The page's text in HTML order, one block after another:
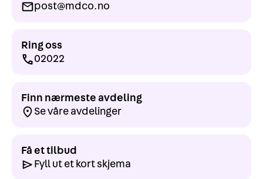
post@mdco.no
Ring oss
02022
Finn nærmeste avdeling
Se våre avdelinger
Få et tilbud
Fyll ut et kort skjema